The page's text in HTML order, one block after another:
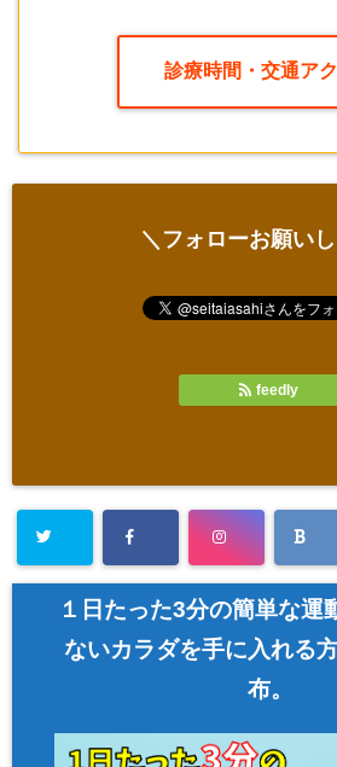
診療時間・交通ア
＼フォローお願い
feedly
１日たった3分の簡単な運
ないカラダを手に入れる
布。